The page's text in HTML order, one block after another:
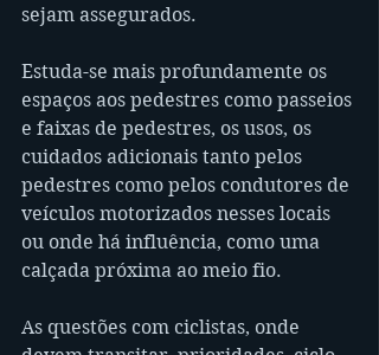
sejam assegurados.
Estuda-se mais profundamente os
espaços aos pedestres como passeios
e faixas de pedestres, os usos, os
cuidados adicionais tanto pelos
pedestres como pelos condutores de
veículos motorizados nesses locais
ou onde há influência, como uma
calçada próxima ao meio fio.
As questões com ciclistas, onde